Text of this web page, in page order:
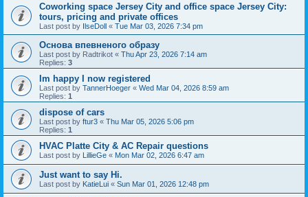
Coworking space Jersey City and office space Jersey City:
tours, pricing and private offices
Last post by IlseDoll « Tue Mar 03, 2026 7:34 pm
Основа впевненого образу
Last post by Radtrikot « Thu Apr 23, 2026 7:14 am
Replies: 3
Im happy I now registered
Last post by TannerHoeger « Wed Mar 04, 2026 8:59 am
Replies: 1
dispose of cars
Last post by ftur3 « Thu Mar 05, 2026 5:06 pm
Replies: 1
HVAC Platte City & AC Repair questions
Last post by LillieGe « Mon Mar 02, 2026 6:47 am
Just want to say Hi.
Last post by KatieLui « Sun Mar 01, 2026 12:48 pm